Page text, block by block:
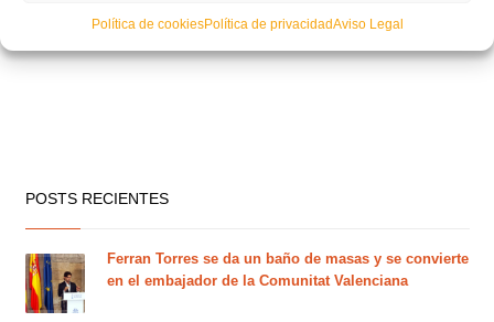
Política de cookiesPolítica de privacidadAviso Legal
POSTS RECIENTES
Ferran Torres se da un baño de masas y se convierte
en el embajador de la Comunitat Valenciana